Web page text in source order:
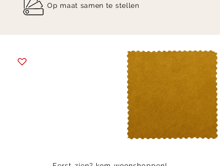
Op maat samen te stellen
Item